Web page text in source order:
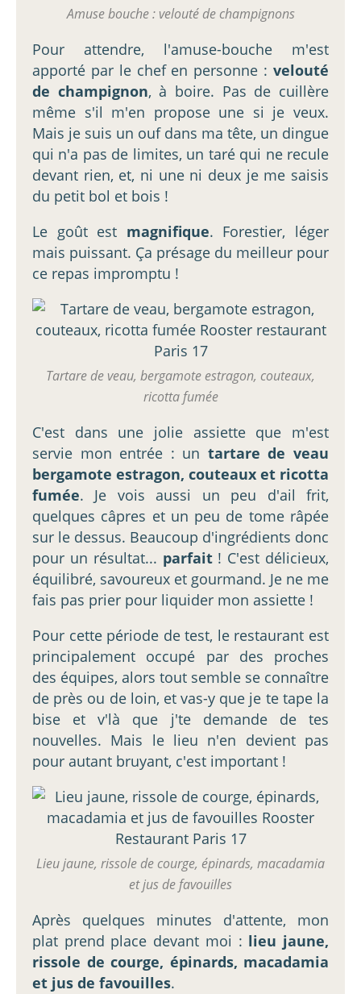
Amuse bouche : velouté de champignons
Pour attendre, l'amuse-bouche m'est
apporté par le chef en personne : velouté
de champignon, à boire. Pas de cuillère
même s'il m'en propose une si je veux.
Mais je suis un ouf dans ma tête, un dingue
qui n'a pas de limites, un taré qui ne recule
devant rien, et, ni une ni deux je me saisis
du petit bol et bois !
Le goût est magnifique. Forestier, léger
mais puissant. Ça présage du meilleur pour
ce repas impromptu !
Tartare de veau, bergamote estragon, couteaux,
ricotta fumée
C'est dans une jolie assiette que m'est
servie mon entrée : un tartare de veau
bergamote estragon, couteaux et ricotta
fumée. Je vois aussi un peu d'ail frit,
quelques câpres et un peu de tome râpée
sur le dessus. Beaucoup d'ingrédients donc
pour un résultat... parfait ! C'est délicieux,
équilibré, savoureux et gourmand. Je ne me
fais pas prier pour liquider mon assiette !
Pour cette période de test, le restaurant est
principalement occupé par des proches
des équipes, alors tout semble se connaître
de près ou de loin, et vas-y que je te tape la
bise et v'là que j'te demande de tes
nouvelles. Mais le lieu n'en devient pas
pour autant bruyant, c'est important !
Lieu jaune, rissole de courge, épinards, macadamia
et jus de favouilles
Après quelques minutes d'attente, mon
plat prend place devant moi : lieu jaune,
rissole de courge, épinards, macadamia
et jus de favouilles.